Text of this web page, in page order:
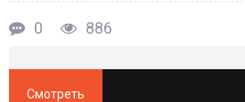
0 886
Смотреть